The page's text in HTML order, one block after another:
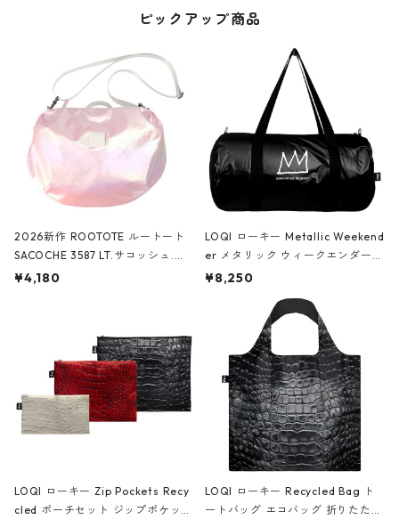
ピックアップ商品
2026新作 ROOTOTE ルートート
SACOCHE 3587 LT.サコッシュ.ル
ミエ-B ショルダーバッグ グロスピ
¥4,180
LOQI ローキー Metallic Weekend
er メタリック ウィークエンダー
ボストンバッグ ショルダーバッグ
Black ジャン=ミッシェル・バスキ
ア/クラウン ブラック
¥8,250
LOQI ローキー Zip Pockets Recy
cled ポーチセット ジップポケット
LOQI ローキー Recycled Bag ト
ートバッグ エコバッグ 折りたたみ